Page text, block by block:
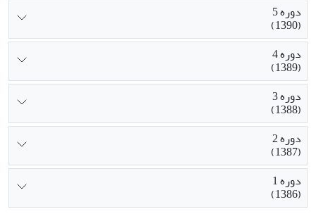
دوره 5
(1390)
دوره 4
(1389)
دوره 3
(1388)
دوره 2
(1387)
دوره 1
(1386)